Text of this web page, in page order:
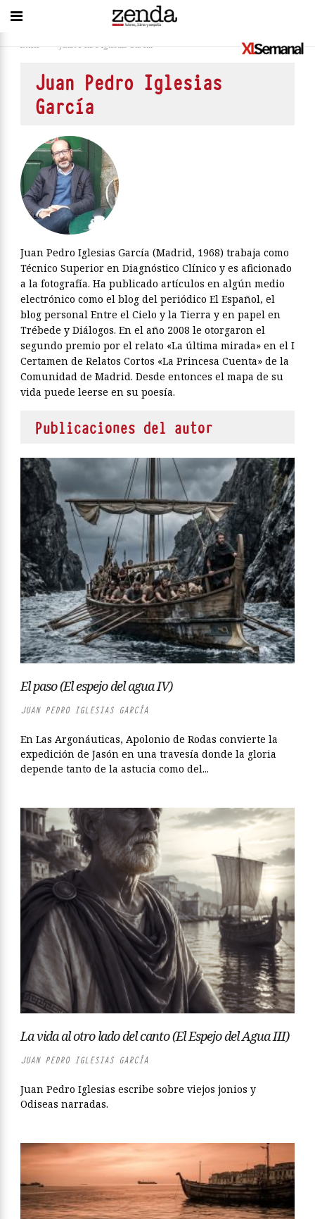
Inicio > Juan Pedro Iglesias García
Juan Pedro Iglesias
García
Juan Pedro Iglesias García (Madrid, 1968) trabaja como
Técnico Superior en Diagnóstico Clínico y es aficionado
a la fotografía. Ha publicado artículos en algún medio
electrónico como el blog del periódico El Español, el
blog personal Entre el Cielo y la Tierra y en papel en
Trébede y Diálogos. En el año 2008 le otorgaron el
segundo premio por el relato «La última mirada» en el I
Certamen de Relatos Cortos «La Princesa Cuenta» de la
Comunidad de Madrid. Desde entonces el mapa de su
vida puede leerse en su poesía.
Publicaciones del autor
El paso (El espejo del agua IV)
JUAN PEDRO IGLESIAS GARCÍA
En Las Argonáuticas, Apolonio de Rodas convierte la
expedición de Jasón en una travesía donde la gloria
depende tanto de la astucia como del...
La vida al otro lado del canto (El Espejo del Agua III)
JUAN PEDRO IGLESIAS GARCÍA
Juan Pedro Iglesias escribe sobre viejos jonios y
Odiseas narradas.